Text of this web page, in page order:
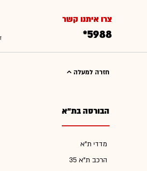
צרו איתנו קשר
*5988
חזרה למעלה
הבורסה בת"א
מדדי ת"א
הרכב ת"א 35